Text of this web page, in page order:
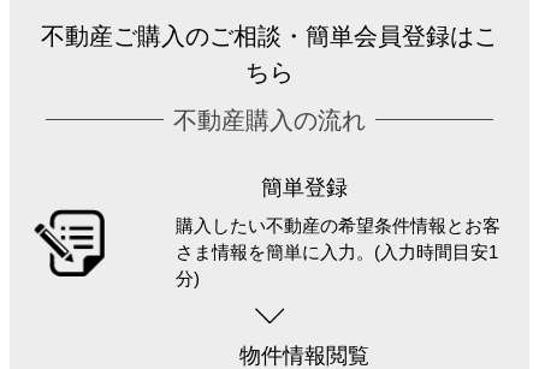
不動産ご購入のご相談・簡単会員登録はこ
ちら
不動産購入の流れ
簡単登録
購入したい不動産の希望条件情報とお客
さま情報を簡単に入力。(入力時間目安1
分)
物件情報閲覧